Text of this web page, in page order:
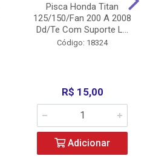
Pisca Honda Titan
125/150/Fan 200 A 2008
Dd/Te Com Suporte L...
Código: 18324
R$ 15,00
Adicionar